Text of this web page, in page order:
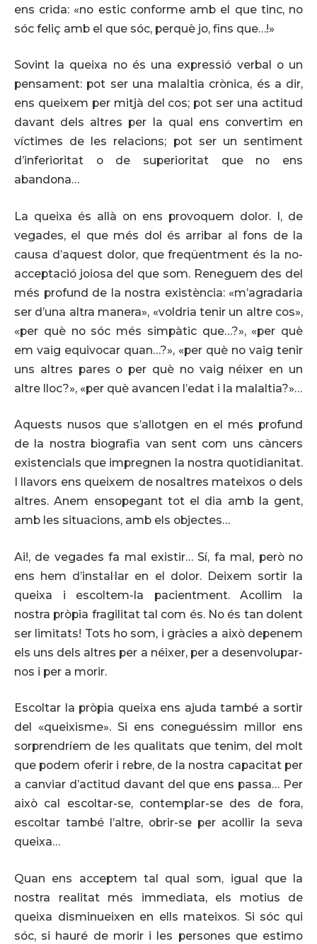
ens crida: «no estic conforme amb el que tinc, no
sóc feliç amb el que sóc, perquè jo, fins que…!»
Sovint la queixa no és una expressió verbal o un
pensament: pot ser una malaltia crònica, és a dir,
ens queixem per mitjà del cos; pot ser una actitud
davant dels altres per la qual ens convertim en
víctimes de les relacions; pot ser un sentiment
d’inferioritat o de superioritat que no ens
abandona…
La queixa és allà on ens provoquem dolor. I, de
vegades, el que més dol és arribar al fons de la
causa d’aquest dolor, que freqüentment és la no-
acceptació joiosa del que som. Reneguem des del
més profund de la nostra existència: «m’agradaria
ser d’una altra manera», «voldria tenir un altre cos»,
«per què no sóc més simpàtic que…?», «per què
em vaig equivocar quan…?», «per què no vaig tenir
uns altres pares o per què no vaig néixer en un
altre lloc?», «per què avancen l’edat i la malaltia?»…
Aquests nusos que s’allotgen en el més profund
de la nostra biografia van sent com uns càncers
existencials que impregnen la nostra quotidianitat.
I llavors ens queixem de nosaltres mateixos o dels
altres. Anem ensopegant tot el dia amb la gent,
amb les situacions, amb els objectes…
Ai!, de vegades fa mal existir… Sí, fa mal, però no
ens hem d’instal·lar en el dolor. Deixem sortir la
queixa i escoltem-la pacientment. Acollim la
nostra pròpia fragilitat tal com és. No és tan dolent
ser limitats! Tots ho som, i gràcies a això depenem
els uns dels altres per a néixer, per a desenvolupar-
nos i per a morir.
Escoltar la pròpia queixa ens ajuda també a sortir
del «queixisme». Si ens coneguéssim millor ens
sorprendríem de les qualitats que tenim, del molt
que podem oferir i rebre, de la nostra capacitat per
a canviar d’actitud davant del que ens passa… Per
això cal escoltar-se, contemplar-se des de fora,
escoltar també l’altre, obrir-se per acollir la seva
queixa…
Quan ens acceptem tal qual som, igual que la
nostra realitat més immediata, els motius de
queixa disminueixen en ells mateixos. Si sóc qui
sóc, si hauré de morir i les persones que estimo